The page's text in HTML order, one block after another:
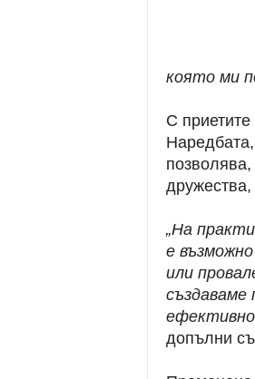
която ми
С
„На
е
или
създаваме
допълни